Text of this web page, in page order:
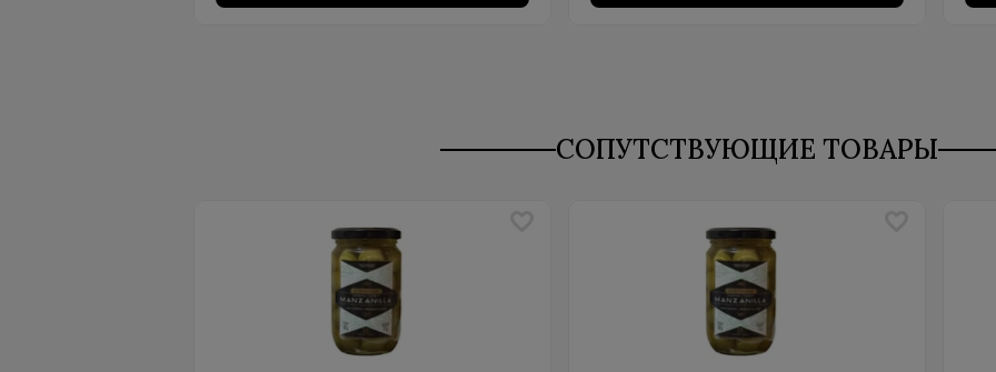
СОПУТСТВУЮЩИЕ ТОВАРЫ